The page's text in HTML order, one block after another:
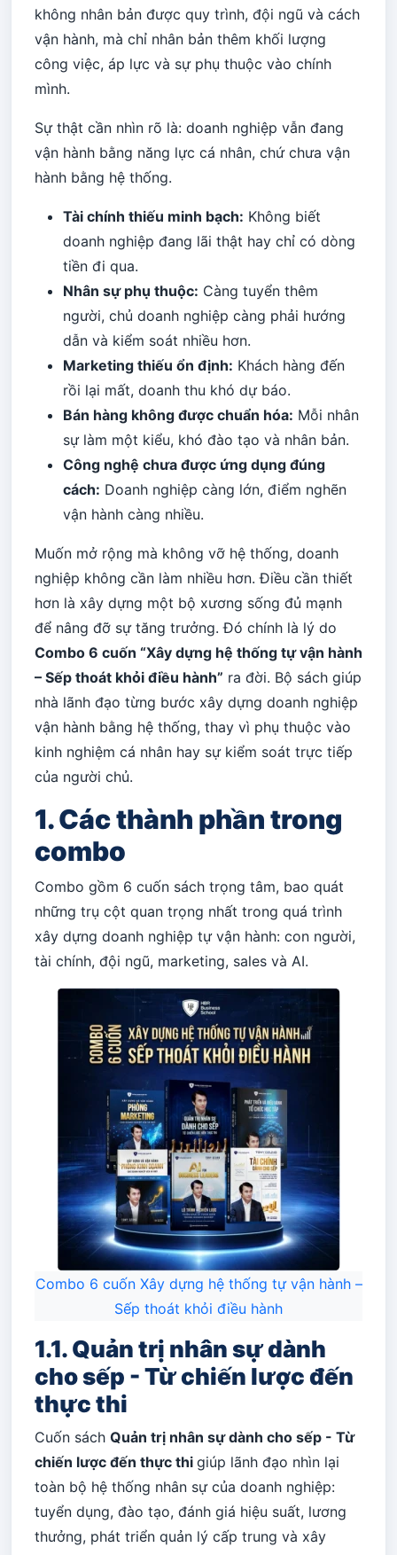
không nhân bản được quy trình, đội ngũ và cách
vận hành, mà chỉ nhân bản thêm khối lượng
công việc, áp lực và sự phụ thuộc vào chính
mình.
Sự thật cần nhìn rõ là: doanh nghiệp vẫn đang
vận hành bằng năng lực cá nhân, chứ chưa vận
hành bằng hệ thống.
Tài chính thiếu minh bạch: Không biết
doanh nghiệp đang lãi thật hay chỉ có dòng
tiền đi qua.
Nhân sự phụ thuộc: Càng tuyển thêm
người, chủ doanh nghiệp càng phải hướng
dẫn và kiểm soát nhiều hơn.
Marketing thiếu ổn định: Khách hàng đến
rồi lại mất, doanh thu khó dự báo.
Bán hàng không được chuẩn hóa: Mỗi nhân
sự làm một kiểu, khó đào tạo và nhân bản.
Công nghệ chưa được ứng dụng đúng
cách: Doanh nghiệp càng lớn, điểm nghẽn
vận hành càng nhiều.
Muốn mở rộng mà không vỡ hệ thống, doanh
nghiệp không cần làm nhiều hơn. Điều cần thiết
hơn là xây dựng một bộ xương sống đủ mạnh
để nâng đỡ sự tăng trưởng. Đó chính là lý do
Combo 6 cuốn “Xây dựng hệ thống tự vận hành
– Sếp thoát khỏi điều hành” ra đời. Bộ sách giúp
nhà lãnh đạo từng bước xây dựng doanh nghiệp
vận hành bằng hệ thống, thay vì phụ thuộc vào
kinh nghiệm cá nhân hay sự kiểm soát trực tiếp
của người chủ.
1. Các thành phần trong
combo
Combo gồm 6 cuốn sách trọng tâm, bao quát
những trụ cột quan trọng nhất trong quá trình
xây dựng doanh nghiệp tự vận hành: con người,
tài chính, đội ngũ, marketing, sales và AI.
Combo 6 cuốn Xây dựng hệ thống tự vận hành –
Sếp thoát khỏi điều hành
1.1. Quản trị nhân sự dành
cho sếp - Từ chiến lược đến
thực thi
Cuốn sách Quản trị nhân sự dành cho sếp - Từ
chiến lược đến thực thi giúp lãnh đạo nhìn lại
toàn bộ hệ thống nhân sự của doanh nghiệp:
tuyển dụng, đào tạo, đánh giá hiệu suất, lương
thưởng, phát triển quản lý cấp trung và xây